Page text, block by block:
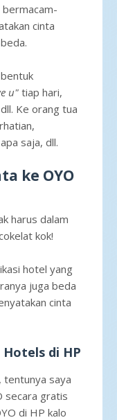
bermacam-
cinta
u" tiap hari,
Ke orang tua
saja, dll.
ke OYO
harus dalam
kok!
hotel yang
juga beda
cinta
Hotels di HP
tentunya saya
secara gratis
di HP kalo